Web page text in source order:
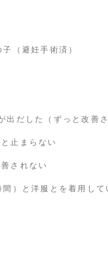
避妊手術済）
出だした（ずっと改善
止まらない
されない
）と洋服とを着用して